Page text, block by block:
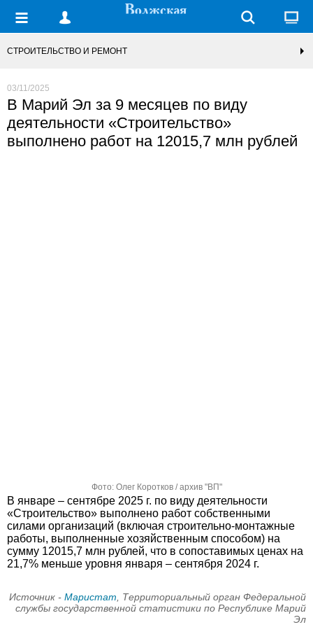
СТРОИТЕЛЬСТВО И РЕМОНТ
03/11/2025
В Марий Эл за 9 месяцев по виду
деятельности «Строительство»
выполнено работ на 12015,7 млн рублей
Фото: Олег Коротков / архив "ВП"
В январе – сентябре 2025 г. по виду деятельности
«Строительство» выполнено работ собственными
силами организаций (включая строительно-монтажные
работы, выполненные хозяйственным способом) на
сумму 12015,7 млн рублей, что в сопоставимых ценах на
21,7% меньше уровня января – сентября 2024 г.
Источник - Маристат , Территориальный орган Федеральной
службы государственной статистики по Республике Марий
Эл